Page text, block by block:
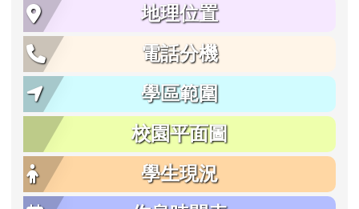
地理位置
電話分機
學區範圍
校園平面圖
學生現況